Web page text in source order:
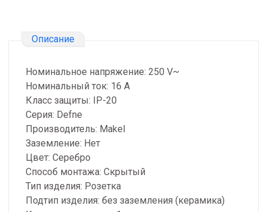
Описание
Номинальное напряжение: 250 V~
Номинальный ток: 16 А
Класс защиты: IP-20
Серия: Defne
Производитель: Makel
Заземление: Нет
Цвет: Серебро
Способ монтажа: Скрытый
Тип изделия: Розетка
Подтип изделия: без заземления (керамика)